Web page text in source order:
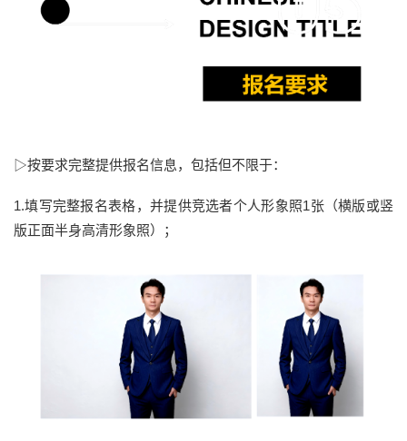
▷按要求完整提供报名信息，包括但不限于：
1.填写完整报名表格，并提供竞选者个人形象照1张（横版或竖
版正面半身高清形象照）；